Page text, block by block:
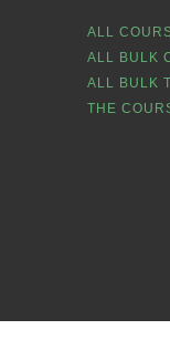
ALL
ALL BULK
ALL BULK
THE